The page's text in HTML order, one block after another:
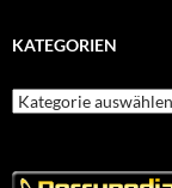
KATEGORIEN
Kategorien